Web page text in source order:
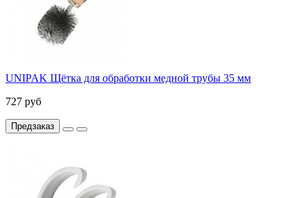
UNIPAK Щётка для обработки медной трубы 35 мм
727 руб
Предзаказ